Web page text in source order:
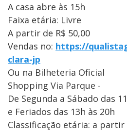
A casa abre às 15h
Faixa etária: Livre
A partir de R$ 50,00
Vendas no: https://
clara-jp
Ou na Bilheteria Oficial
Shopping Via Parque -
De Segunda a Sábado das
e Feriados das 13h às 20h
Classificação etária: a partir